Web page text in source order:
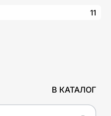
11
В КАТАЛОГ